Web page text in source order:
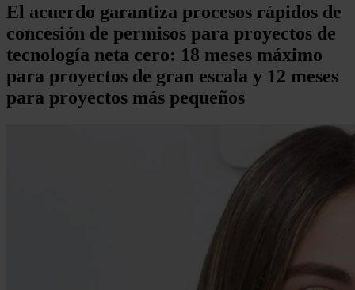
El acuerdo garantiza procesos rápidos de
concesión de permisos para proyectos de
tecnología neta cero: 18 meses máximo
para proyectos de gran escala y 12 meses
para proyectos más pequeños